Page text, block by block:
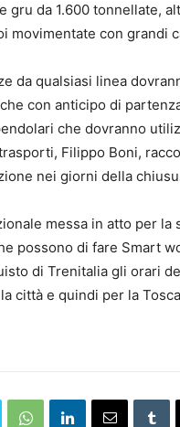
gru da 1.600 tonnellate,
movimentate con
da qualsiasi linea
con anticipo di
che dovranno
Filippo Boni,
nei giorni della
messa in atto per
possono di fare Smart
di Trenitalia gli orari
città e quindi per la